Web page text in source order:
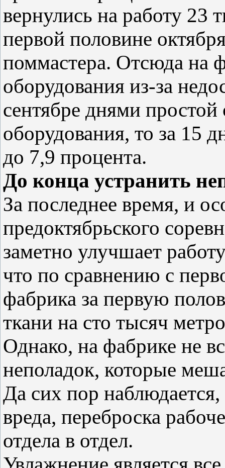
вернулись на работу 23
первой половине
поммастера. Отсюда на
оборудования из-за
сентябре днями простой
оборудования, то за 15
до 7,9 процента.
До конца устранить
За последнее время, и
предоктябрьского
заметно улучшает
что по сравнению с
фабрика за первую
ткани на сто тысяч
Однако, на фабрике не
неполадок, которые
Да сих пор
вреда, переброска
отдела в отдел.